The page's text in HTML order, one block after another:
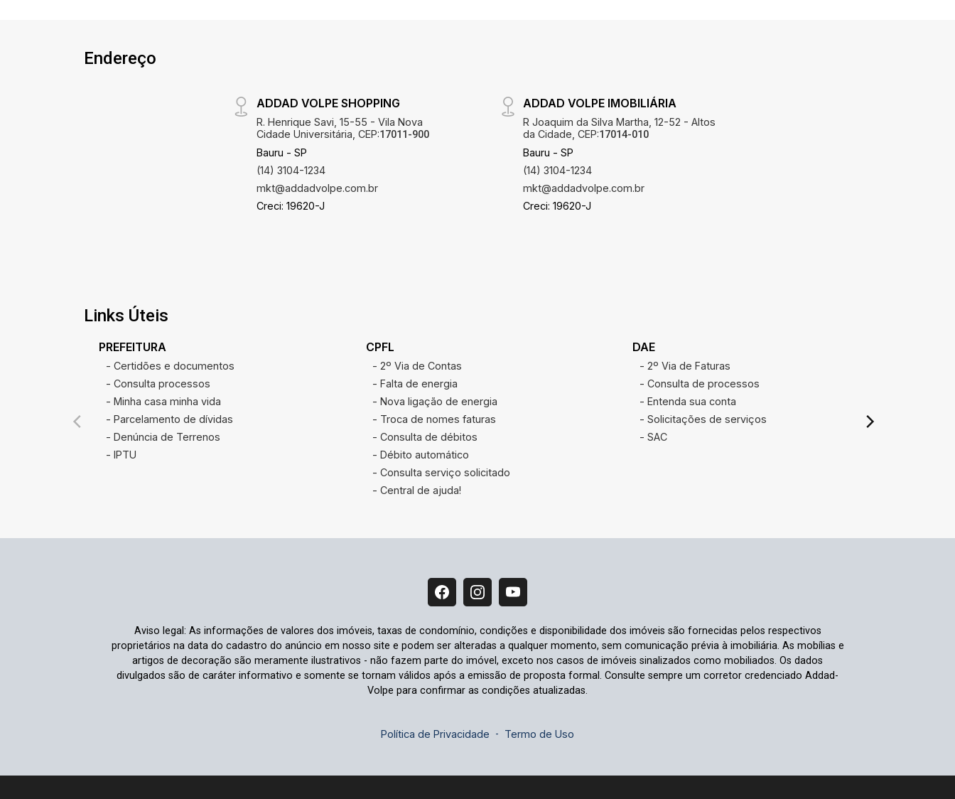
Endereço
ADDAD VOLPE SHOPPING
R. Henrique Savi, 15-55 - Vila Nova
Cidade Universitária, CEP:17011-900
Bauru - SP
(14) 3104-1234
mkt@addadvolpe.com.br
Creci: 19620-J
ADDAD VOLPE IMOBILIÁRIA
R Joaquim da Silva Martha, 12-52 - Altos
da Cidade, CEP:17014-010
Bauru - SP
(14) 3104-1234
mkt@addadvolpe.com.br
Creci: 19620-J
Links Úteis
PREFEITURA
- Certidões e documentos
- Consulta processos
- Minha casa minha vida
- Parcelamento de dívidas
- Denúncia de Terrenos
- IPTU
CPFL
- 2º Via de Contas
- Falta de energia
- Nova ligação de energia
- Troca de nomes faturas
- Consulta de débitos
- Débito automático
- Consulta serviço solicitado
- Central de ajuda!
DAE
- 2º Via de Faturas
- Consulta de processos
- Entenda sua conta
- Solicitações de serviços
- SAC
Aviso legal: As informações de valores dos imóveis, taxas de condomínio, condições e disponibilidade dos imóveis são fornecidas pelos respectivos
proprietários na data do cadastro do anúncio em nosso site e podem ser alteradas a qualquer momento, sem comunicação prévia à imobiliária. As mobílias e
artigos de decoração são meramente ilustrativos - não fazem parte do imóvel, exceto nos casos de imóveis sinalizados como mobiliados. Os dados
divulgados são de caráter informativo e somente se tornam válidos após a emissão de proposta formal. Consulte sempre um corretor credenciado Addad-
Volpe para confirmar as condições atualizadas.
Política de Privacidade - Termo de Uso